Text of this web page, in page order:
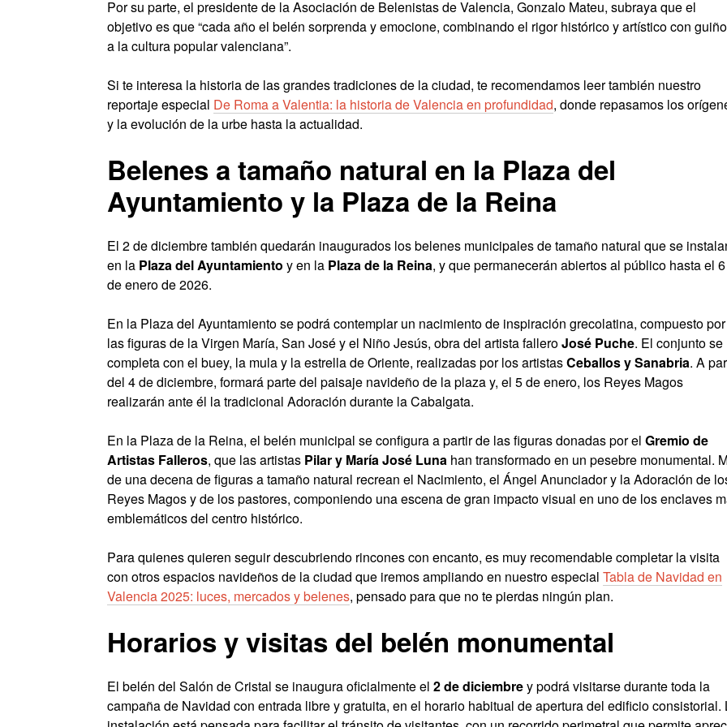
Por su parte, el presidente de la Asociación de Belenistas de Valencia, Gonzalo Mateu, subraya que el
objetivo es que “cada año el belén sorprenda y emocione, combinando el rigor histórico y artístico con
a la cultura popular valenciana”.
Si te interesa la historia de las grandes tradiciones de la ciudad, te recomendamos leer también nuestro
reportaje especial De Roma a Valentia: la historia de Valencia en profundidad, donde repasamos los
y la evolución de la urbe hasta la actualidad.
Belenes a tamaño natural en la Plaza del
Ayuntamiento y la Plaza de la Reina
El 2 de diciembre también quedarán inaugurados los belenes municipales de tamaño natural que se
en la Plaza del Ayuntamiento y en la Plaza de la Reina, y que permanecerán abiertos al público hasta el 6
de enero de 2026.
En la Plaza del Ayuntamiento se podrá contemplar un nacimiento de inspiración grecolatina, compuesto por
las figuras de la Virgen María, San José y el Niño Jesús, obra del artista falleroJosé Puche. El conjunto se
completa con el buey, la mula y la estrella de Oriente, realizadas por los artistasCeballos y Sanabria. A
del 4 de diciembre, formará parte del paisaje navideño de la plaza y, el 5 de enero, los Reyes Magos
realizarán ante él la tradicional Adoración durante la Cabalgata.
En la Plaza de la Reina, el belén municipal se configura a partir de las figuras donadas por el Gremio de
Artistas Falleros, que las artistas Pilar y María José Luna han transformado en un pesebre monumental.
de una decena de figuras a tamaño natural recrean el Nacimiento, el Ángel Anunciador y la Adoración de
Reyes Magos y de los pastores, componiendo una escena de gran impacto visual en uno de los enclaves
emblemáticos del centro histórico.
Para quienes quieren seguir descubriendo rincones con encanto, es muy recomendable completar la visita
con otros espacios navideños de la ciudad que iremos ampliando en nuestro especial Tabla de Navidad en
Valencia 2025: luces, mercados y belenes, pensado para que no te pierdas ningún plan.
Horarios y visitas del belén monumental
El belén del Salón de Cristal se inaugura oficialmente el 2 de diciembrey podrá visitarse durante toda la
campaña de Navidad con entrada libre y gratuita, en el horario habitual de apertura del edificio consistorial.